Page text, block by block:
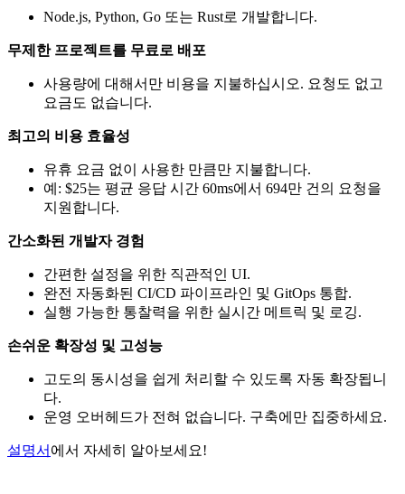
Node.js, Python, Go 또는 Rust로 개발합니다.
무제한 프로젝트를 무료로 배포
사용량에 대해서만 비용을 지불하십시오. 요청도 없고
요금도 없습니다.
최고의 비용 효율성
유휴 요금 없이 사용한 만큼만 지불합니다.
예: $25는 평균 응답 시간 60ms에서 694만 건의 요청을
지원합니다.
간소화된 개발자 경험
간편한 설정을 위한 직관적인 UI.
완전 자동화된 CI/CD 파이프라인 및 GitOps 통합.
실행 가능한 통찰력을 위한 실시간 메트릭 및 로깅.
손쉬운 확장성 및 고성능
고도의 동시성을 쉽게 처리할 수 있도록 자동 확장됩니
다.
운영 오버헤드가 전혀 없습니다. 구축에만 집중하세요.
설명서 에서 자세히 알아보세요!